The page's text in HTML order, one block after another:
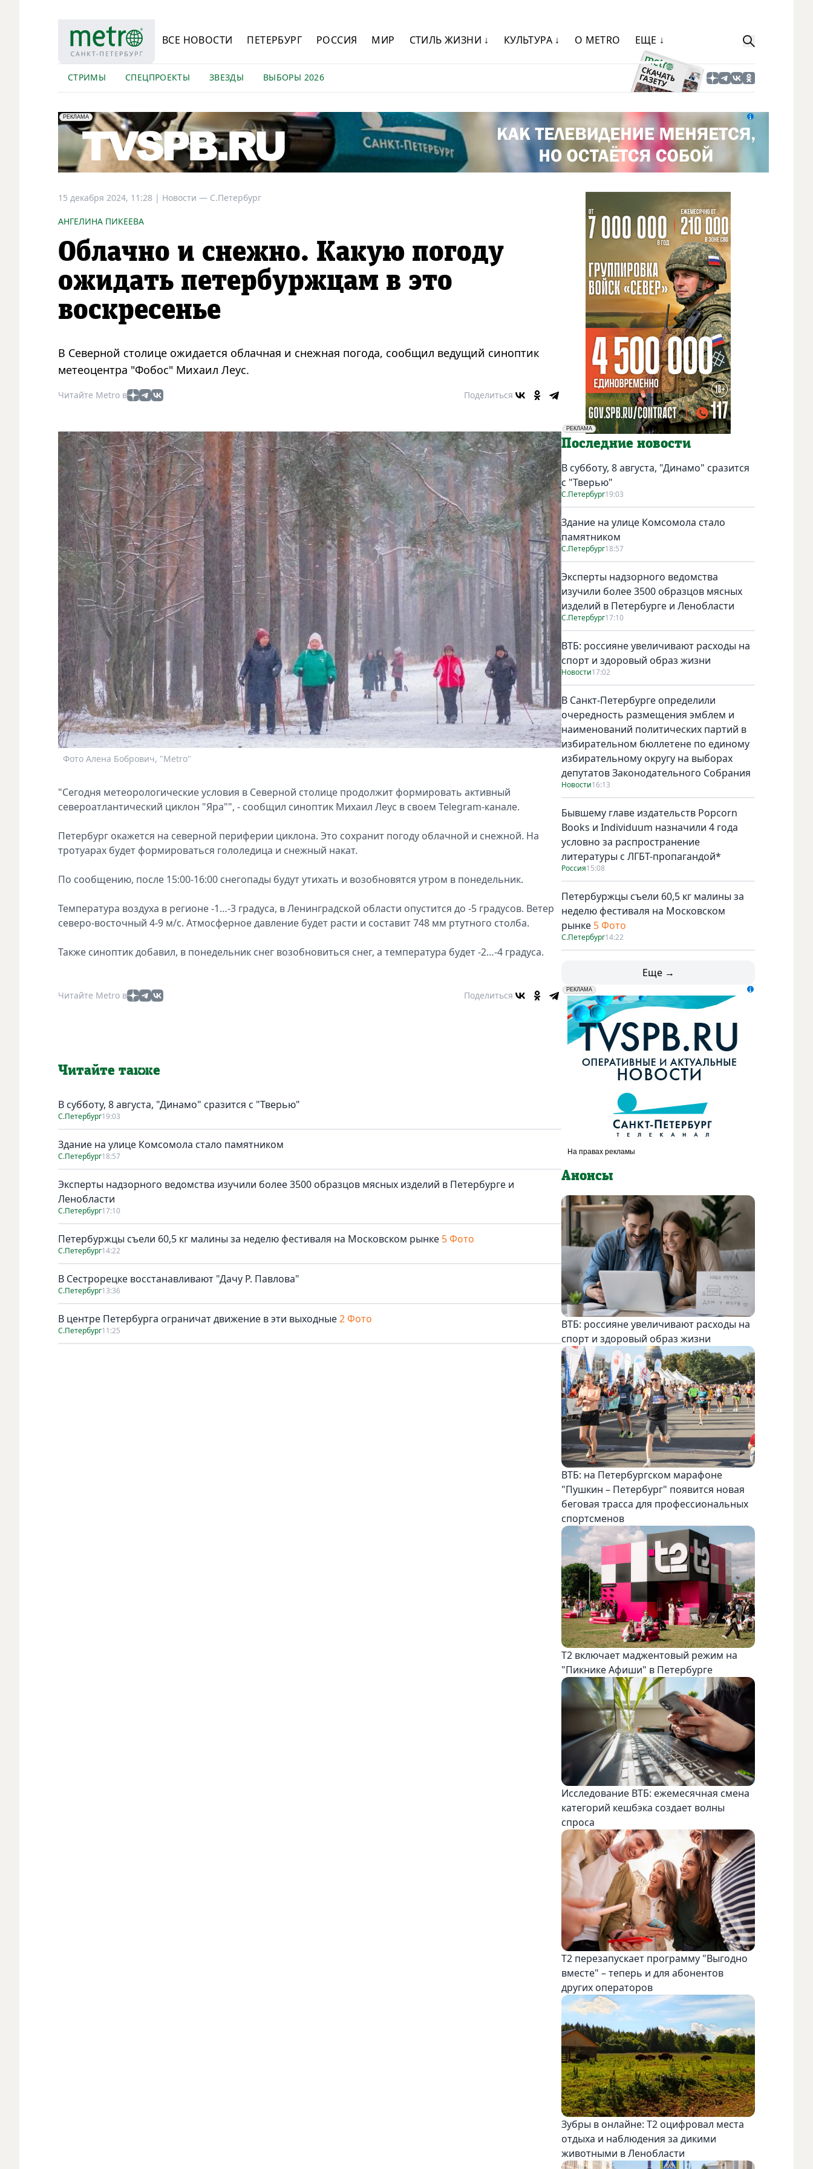
ВСЕ НОВОСТИ ПЕТЕРБУРГ РОССИЯ МИР СТИЛЬ ЖИЗНИ ↓ КУЛЬТУРА ↓ О METRO ЕЩЕ ↓
СТРИМЫ СПЕЦПРОЕКТЫ ЗВЕЗДЫ ВЫБОРЫ 2026
erid: LdtCK5Efv
РЕКЛАМА
АО "ГАТР", ИНН: 7841320717
15 декабря 2024, 11:28 | Новости — С.Петербург
АНГЕЛИНА ПИКЕЕВА
Облачно и снежно. Какую погоду
ожидать петербуржцам в это
воскресенье
В Северной столице ожидается облачная и снежная погода, сообщил ведущий синоптик
метеоцентра "Фобос" Михаил Леус.
Читайте Metro в Поделиться
Фото Алена Бобрович, "Metro"
"Сегодня метеорологические условия в Северной столице продолжит формировать активный
североатлантический циклон "Яра"", - сообщил синоптик Михаил Леус в своем Telegram-канале.
Петербург окажется на северной периферии циклона. Это сохранит погоду облачной и снежной. На
тротуарах будет формироваться гололедица и снежный накат.
По сообщению, после 15:00-16:00 снегопады будут утихать и возобновятся утром в понедельник.
Температура воздуха в регионе -1…-3 градуса, в Ленинградской области опустится до -5 градусов. Ветер
северо-восточный 4-9 м/с. Атмосферное давление будет расти и составит 748 мм ртутного столба.
Также синоптик добавил, в понедельник снег возобновиться снег, а температура будет -2…-4 градуса.
Читайте Metro в Поделиться
Читайте также
В субботу, 8 августа, "Динамо" сразится с "Тверью"
С.Петербург19:03
Здание на улице Комсомола стало памятником
С.Петербург18:57
Эксперты надзорного ведомства изучили более 3500 образцов мясных изделий в Петербурге и
Ленобласти
С.Петербург17:10
Петербуржцы съели 60,5 кг малины за неделю фестиваля на Московском рынке 5 Фото
С.Петербург14:22
В Сестрорецке восстанавливают "Дачу Р. Павлова"
С.Петербург13:36
В центре Петербурга ограничат движение в эти выходные2 Фото
С.Петербург11:25
РЕКЛАМА
Социальная реклама
Последние новости
В субботу, 8 августа, "Динамо" сразится
с "Тверью"
С.Петербург19:03
Здание на улице Комсомола стало
памятником
С.Петербург18:57
Эксперты надзорного ведомства
изучили более 3500 образцов мясных
изделий в Петербурге и Ленобласти
С.Петербург17:10
ВТБ: россияне увеличивают расходы на
спорт и здоровый образ жизни
Новости17:02
В Санкт-Петербурге определили
очередность размещения эмблем и
наименований политических партий в
избирательном бюллетене по единому
избирательному округу на выборах
депутатов Законодательного Собрания
Новости16:13
Бывшему главе издательств Popcorn
Books и Individuum назначили 4 года
условно за распространение
литературы с ЛГБТ-пропагандой*
Россия15:08
Петербуржцы съели 60,5 кг малины за
неделю фестиваля на Московском
рынке 5 Фото
С.Петербург14:22
Еще →
erid: LdtCK5udn
РЕКЛАМА
АО "ГАТР", ИНН: 7841320717
Анонсы
ВТБ: россияне увеличивают расходы на
спорт и здоровый образ жизни
ВТБ: на Петербургском марафоне
"Пушкин – Петербург" появится новая
беговая трасса для профессиональных
спортсменов
Т2 включает маджентовый режим на
"Пикнике Афиши" в Петербурге
Исследование ВТБ: ежемесячная смена
категорий кешбэка создает волны
спроса
Т2 перезапускает программу "Выгодно
вместе" – теперь и для абонентов
других операторов
Зубры в онлайне: Т2 оцифровал места
отдыха и наблюдения за дикими
животными в Ленобласти